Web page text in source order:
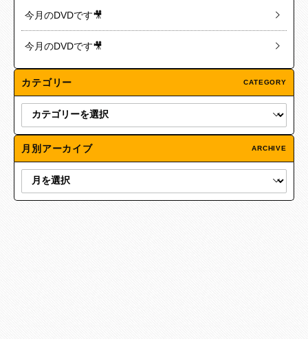
今月のDVDです🎥
今月のDVDです🎥
カテゴリー CATEGORY
月別アーカイブ ARCHIVE